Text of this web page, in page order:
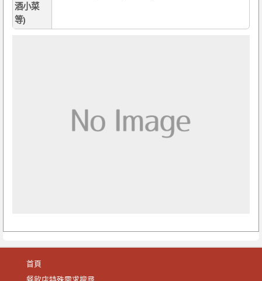
酒小菜
等)
首頁